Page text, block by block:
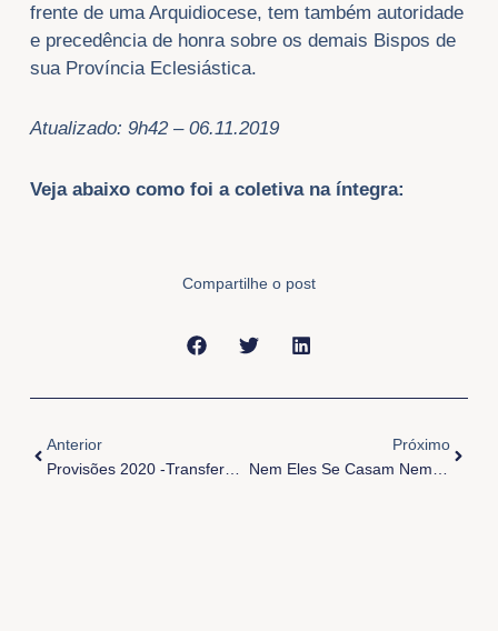
frente de uma Arquidiocese, tem também autoridade
e precedência de honra sobre os demais Bispos de
sua Província Eclesiástica.
Atualizado: 9h42 – 06.11.2019
Veja abaixo como foi a coletiva na íntegra:
Compartilhe o post
Anterior
Provisões 2020 -Transferências De Padres E Funções Na Arquidiocese De Belém
Próximo